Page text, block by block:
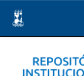
navigation